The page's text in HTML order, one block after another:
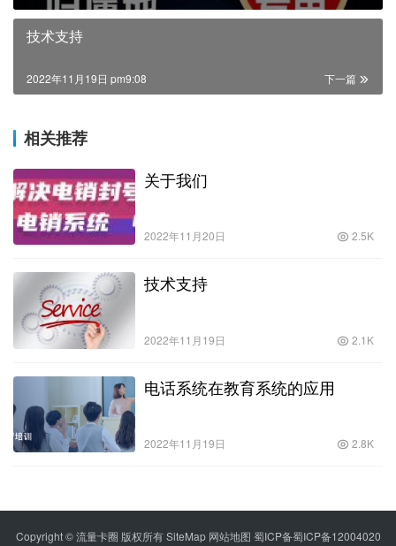
技术支持
下一篇
2022年11月19日 pm9:08
相关推荐
关于我们
2022年11月20日 2.5K
技术支持
2022年11月19日 2.1K
电话系统在教育系统的应用
2022年11月19日 2.8K
Copyright © 流量卡圈 版权所有SiteMap 网站地图 蜀ICP备蜀ICP备12004020